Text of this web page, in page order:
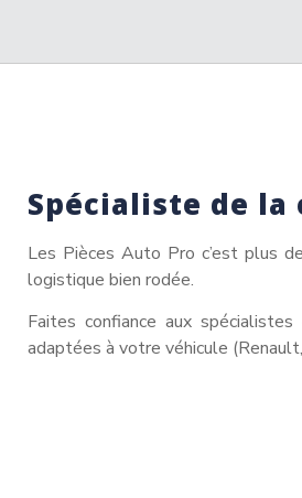
Spécialiste de
Les Pièces Auto Pro c’est plus
logistique bien rodée.
Faites confiance aux
adaptées à votre véhicule